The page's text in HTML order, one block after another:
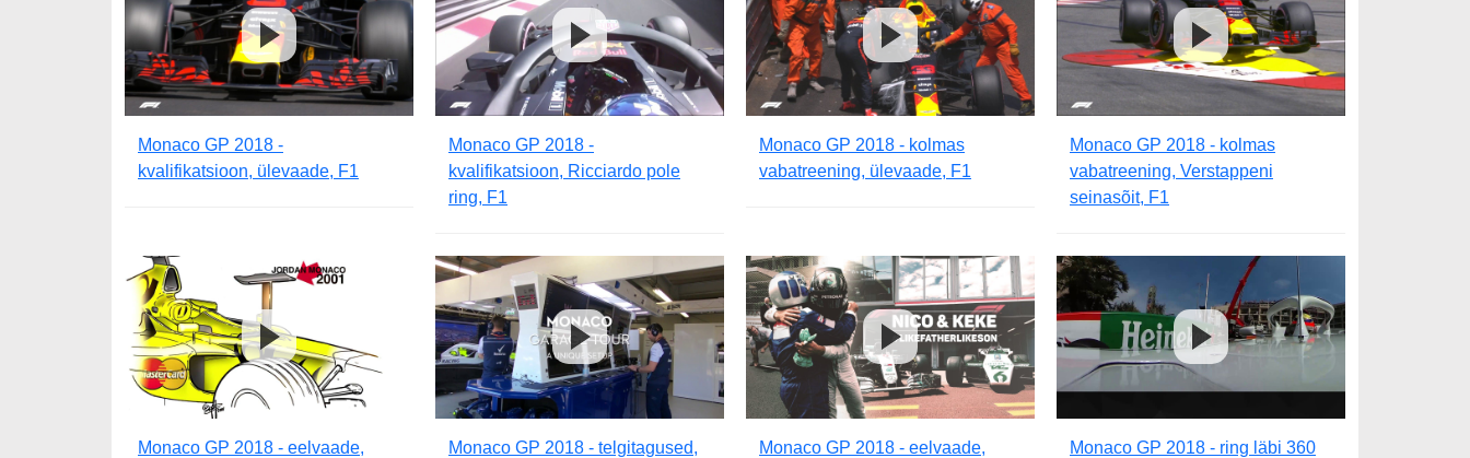
Monaco GP 2018 -
kvalifikatsioon, ülevaade, F1
Monaco GP 2018 -
kvalifikatsioon, Ricciardo pole
ring, F1
Monaco GP 2018 - kolmas
vabatreening, ülevaade, F1
Monaco GP 2018 - kolmas
vabatreening, Verstappeni
seinasõit, F1
Monaco GP 2018 - eelvaade,
Monaco GP 2018 - telgitagused,
Monaco GP 2018 - eelvaade,
Monaco GP 2018 - ring läbi 360